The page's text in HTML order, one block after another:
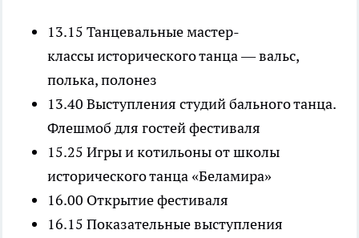
13.15 Танцевальные мастер-
классы исторического танца — вальс,
полька, полонез
13.40 Выступления студий бального танца.
Флешмоб для гостей фестиваля
15.25 Игры и котильоны от школы
исторического танца «Беламира»
16.00 Открытие фестиваля
16.15 Показательные выступления